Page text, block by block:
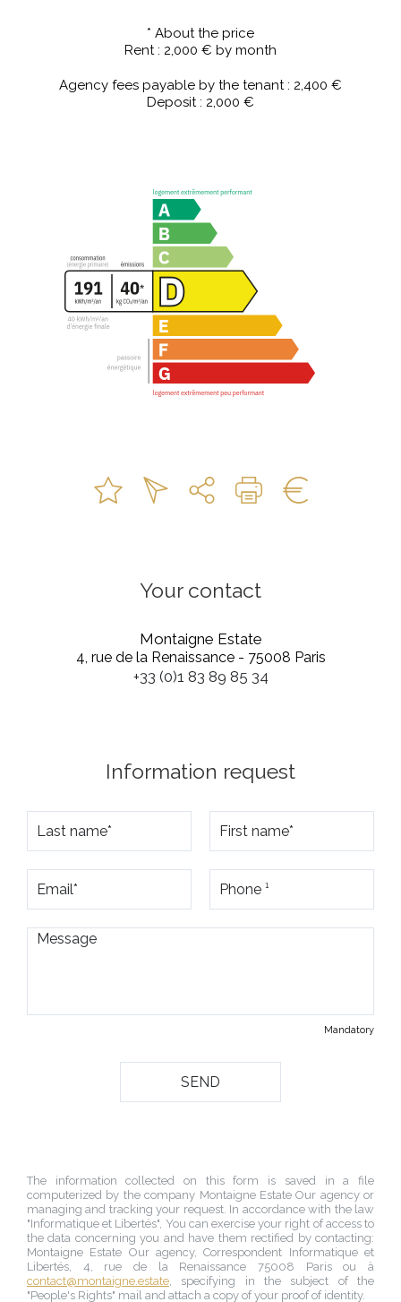
* About the price
Rent : 2,000 € by month
Agency fees payable by the tenant : 2,400 €
Deposit : 2,000 €
Your contact
Montaigne Estate
4, rue de la Renaissance - 75008 Paris
+33 (0)1 83 89 85 34
Information request
Mandatory
The information collected on this form is saved in a file
computerized by the company Montaigne Estate Our agencyor
managing and tracking your request. In accordance with the law
"Informatique et Libertés", You can exercise your right of access to
the data concerning you and have them rectified by contacting:
Montaigne Estate Our agency, Correspondent Informatique et
Libertés, 4, rue de la Renaissance 75008 Parisou à
contact@montaigne.estate, specifying in the subject of the
"People's Rights" mail and attach a copy of your proof of identity.